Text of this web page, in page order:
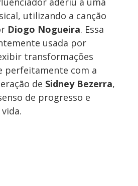
utilizando a canção
Diogo Nogueira. Essa
usada por
transformações
perfeitamente com a
de Sidney Bezerra,
de progresso e